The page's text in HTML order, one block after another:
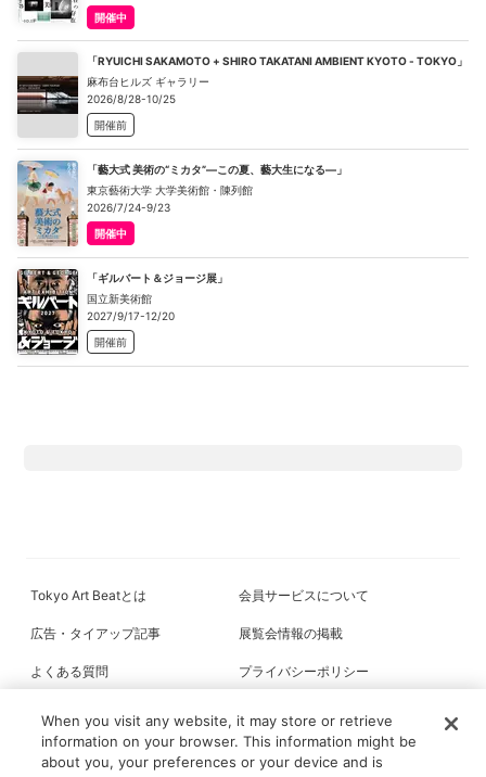
開催中
「RYUICHI SAKAMOTO + SHIRO TAKATANI AMBIENT KYOTO - TOKYO」
麻布台ヒルズ ギャラリー
2026/8/28-10/25
開催前
「藝大式 美術の“ミカタ”―この夏、藝大生になる―」
東京藝術大学 大学美術館・陳列館
2026/7/24-9/23
開催中
「ギルバート＆ジョージ展」
国立新美術館
2027/9/17-12/20
開催前
Tokyo Art Beatとは 会員サービスについて
広告・タイアップ記事 展覧会情報の掲載
よくある質問 プライバシーポリシー
When you visit any website, it may store or retrieve
information on your browser. This information might be
about you, your preferences or your device and is